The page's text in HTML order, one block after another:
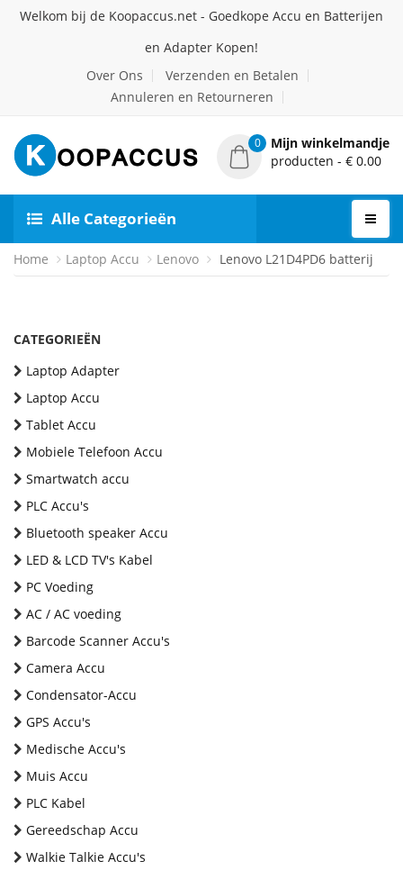
Welkom bij de Koopaccus.net - Goedkope Accu en Batterijen
en Adapter Kopen!
Over Ons
Verzenden en Betalen
Annuleren en Retourneren
0
Mijn winkelmandje
producten - € 0.00
Alle Categorieën
Home Laptop Accu Lenovo Lenovo L21D4PD6 batterij
CATEGORIEËN
Laptop Adapter
Laptop Accu
Tablet Accu
Mobiele Telefoon Accu
Smartwatch accu
PLC Accu's
Bluetooth speaker Accu
LED & LCD TV's Kabel
PC Voeding
AC / AC voeding
Barcode Scanner Accu's
Camera Accu
Condensator-Accu
GPS Accu's
Medische Accu's
Muis Accu
PLC Kabel
Gereedschap Accu
Walkie Talkie Accu's